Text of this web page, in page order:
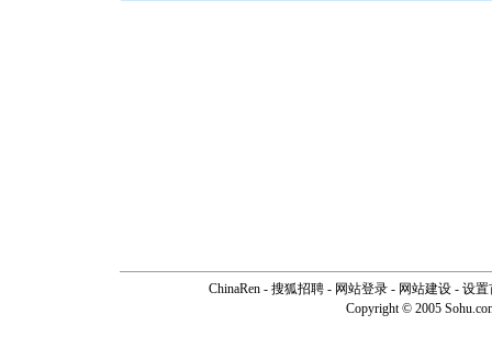
ChinaRen - 搜狐招聘 - 网站登录 - 网站建设 - 设置
Copyright © 2005